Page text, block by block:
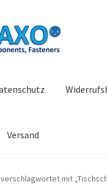
Versand
Impressum Kasse
mit